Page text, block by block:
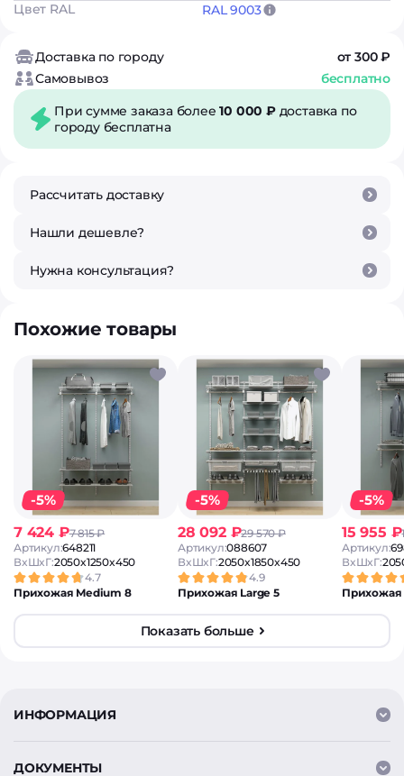
Цвет RAL
RAL 9003
Доставка по городу
от 300 ₽
Самовывоз
бесплатно
При сумме заказа более10 000 ₽доставка по
городу бесплатна
Рассчитать доставку
Нашли дешевле?
Нужна консультация?
Похожие товары
-5%
7 424 ₽7 815 ₽
Артикул:648211
ВxШxГ:2050x1250x450
4.7
Прихожая Medium 8
-5%
28 092 ₽29 570 ₽
Артикул:088607
ВxШxГ:2050x1850x450
4.9
Прихожая Large 5
-5%
15 955 ₽
Артикул:
ВxШxГ:
Прихожая
Показать больше
ИНФОРМАЦИЯ
ДОКУМЕНТЫ